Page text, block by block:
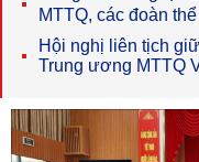
MTTQ, các đoàn
Hội nghị liên tịch
Trung ương MTTQ